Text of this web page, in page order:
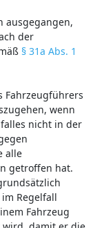
ausgegangen,
der
§ 31a Abs. 1
Fahrzeugführers
wenn
nicht in der
alle
getroffen hat.
Regelfall
Fahrzeug